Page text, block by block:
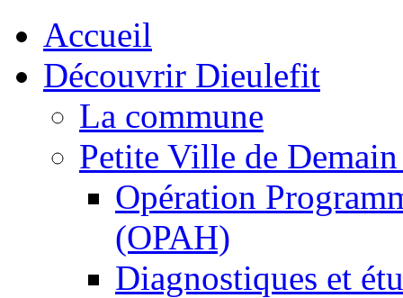
Accueil
Découvrir Dieulefit
La commune
Petite Ville de
Opération
(OPAH)
Diagnostiques et